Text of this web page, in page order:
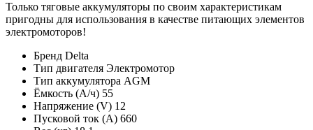
Только тяговые аккумуляторы по своим характеристикам
пригодны для использования в качестве питающих элементов
электромоторов!
Бренд Delta
Тип двигателя Электромотор
Тип аккумулятора AGM
Ёмкость (А/ч) 55
Напряжение (V) 12
Пусковой ток (А) 660